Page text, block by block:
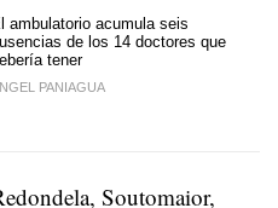
ambulatorio acumula seis
de los 14 doctores que
tener
PANIAGUA
Soutomaior,